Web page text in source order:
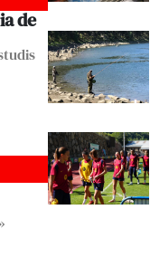
de